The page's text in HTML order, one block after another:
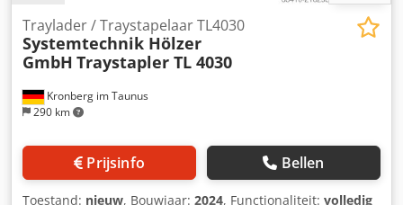
Kronberg im Taunus
290 km
Traylader / Traystapelaar TL4030
Systemtechnik Hölzer
GmbH Traystapler TL 4030
Prijsinfo Bellen
Toestand: nieuw, Bouwjaar: 2024, Functionaliteit: volledig